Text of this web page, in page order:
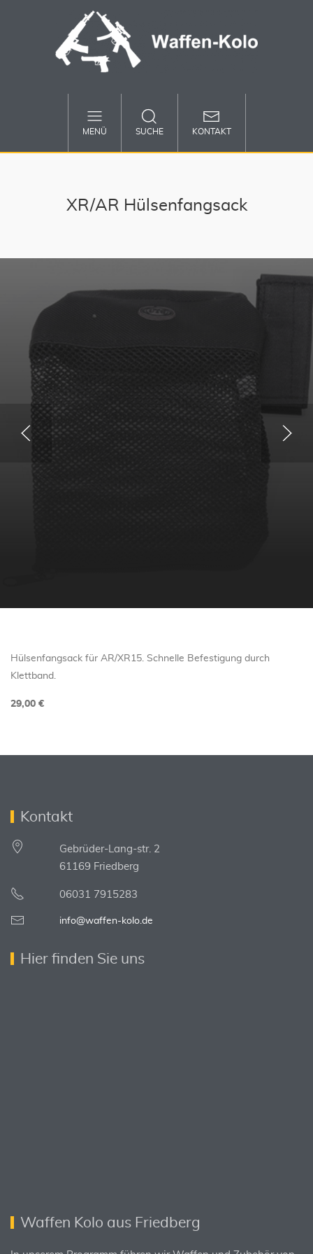
MENÜ SUCHE KONTAKT
XR/AR Hülsenfangsack
Hülsenfangsack für AR/XR15. Schnelle Befestigung durch
Klettband.
29,00 €
Kontakt
Gebrüder-Lang-str. 2
61169 Friedberg
06031 7915283
info@waffen-kolo.de
Hier finden Sie uns
Waffen Kolo aus Friedberg